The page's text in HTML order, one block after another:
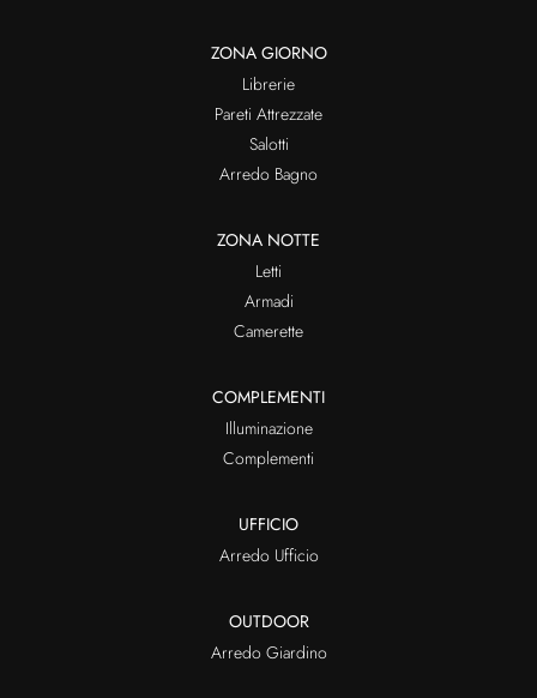
ZONA GIORNO
Librerie
Pareti Attrezzate
Salotti
Arredo Bagno
ZONA NOTTE
Letti
Armadi
Camerette
COMPLEMENTI
Illuminazione
Complementi
UFFICIO
Arredo Ufficio
OUTDOOR
Arredo Giardino